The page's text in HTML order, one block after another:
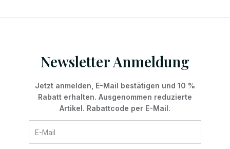
Newsletter Anmeldung
Jetzt anmelden, E-Mail bestätigen und 10 %
Rabatt erhalten. Ausgenommen reduzierte
Artikel. Rabattcode per E-Mail.